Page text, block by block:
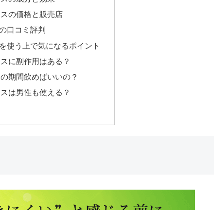
の価格と販売店
口コミ評判
使う上で気になるポイント
に副作用はある？
期間飲めばいいの？
は男性も使える？